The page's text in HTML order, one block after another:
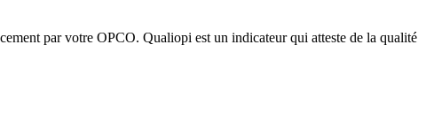
par votre OPCO. Qualiopi est un indicateur qui atteste de la qualité